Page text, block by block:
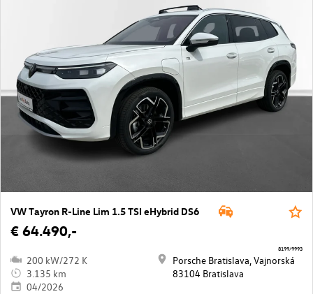
VW Tayron R-Line Lim 1.5 TSI eHybrid DS6
€ 64.490,-
200 kW/272 K
3.135 km
04/2026
Porsche Bratislava, Vajnorská
83104 Bratislava
8199/9993